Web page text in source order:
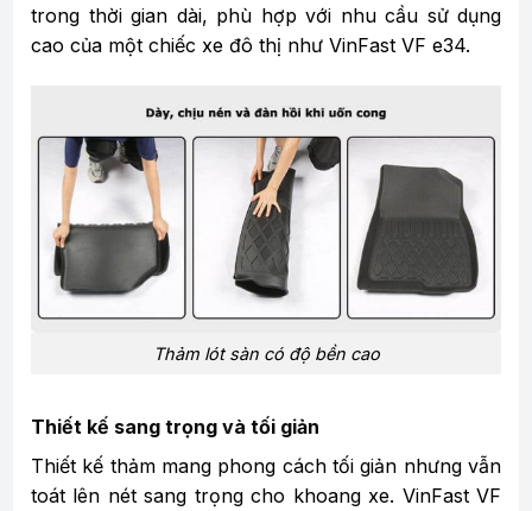
trong thời gian dài, phù hợp với nhu cầu sử dụng
cao của một chiếc xe đô thị như VinFast VF e34.
Thảm lót sàn có độ bền cao
Thiết kế sang trọng và tối giản
Thiết kế thảm mang phong cách tối giản nhưng vẫn
toát lên nét sang trọng cho khoang xe. VinFast VF